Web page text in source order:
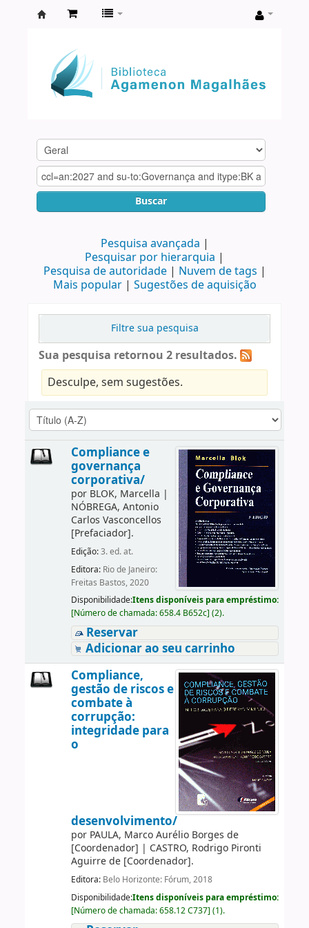
Agamenon
Magalhães
Buscar
Pesquisa avançada
Pesquisar por hierarquia
Pesquisa de autoridade
Nuvem de tags
Mais popular
Sugestões de aquisição
Filtre sua pesquisa
Sua pesquisa retornou 2 resultados.
Desculpe, sem sugestões.
Compliance e
governança
corporativa/
por BLOK, Marcella |
NÓBREGA, Antonio
Carlos Vasconcellos
[Prefaciador].
Edição:3. ed. at.
Editora: Rio de Janeiro:
Freitas Bastos, 2020
Disponibilidade:Itens disponíveis para empréstimo:
[Número de chamada:658.4 B652c] (2).
Reservar
Adicionar ao seu carrinho
Compliance,
gestão de riscos e
combate à
corrupção:
integridade para
o
desenvolvimento/
por PAULA, Marco Aurélio Borges de
[Coordenador] | CASTRO, Rodrigo Pironti
Aguirre de[Coordenador].
Editora: Belo Horizonte: Fórum, 2018
Disponibilidade:Itens disponíveis para empréstimo:
[Número de chamada:658.12 C737] (1).